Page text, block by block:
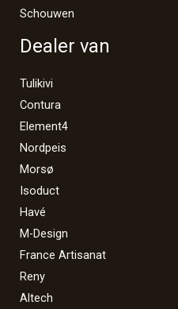
Schouwen
Dealer van
Tulikivi
Contura
Element4
Nordpeis
Morsø
Isoduct
Havé
M-Design
France Artisanat
Reny
Altech